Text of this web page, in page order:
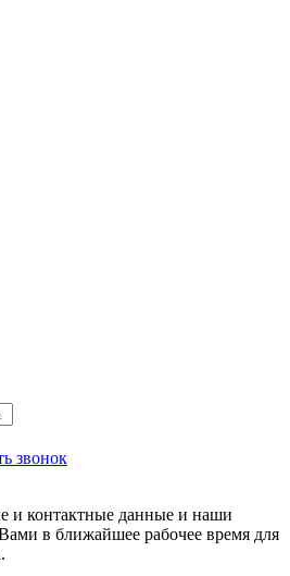
звонок
и контактные данные и наши
в ближайшее рабочее время для